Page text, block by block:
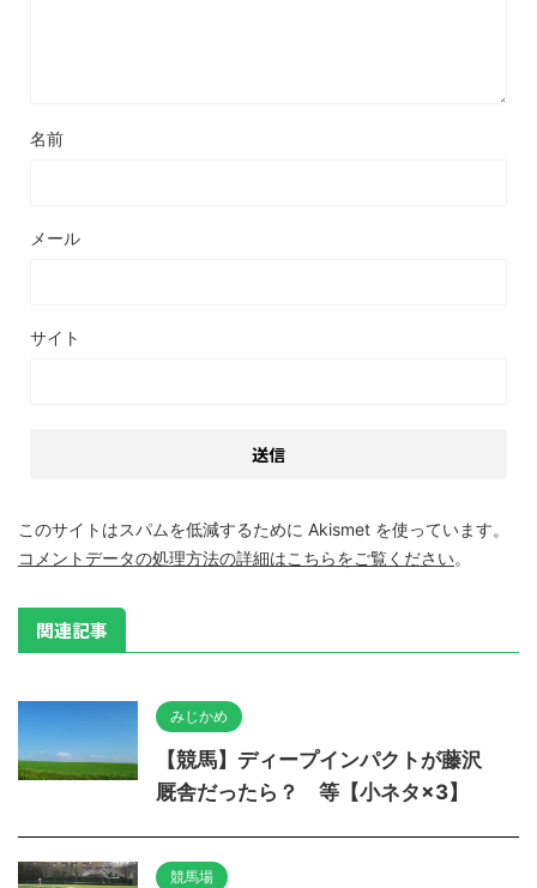
名前
メール
サイト
このサイトはスパムを低減するために Akismet を使っています。
コメントデータの処理方法の詳細はこちらをご覧ください。
関連記事
みじかめ
【競馬】ディープインパクトが藤沢
厩舎だったら？ 等【小ネタ×3】
競馬場